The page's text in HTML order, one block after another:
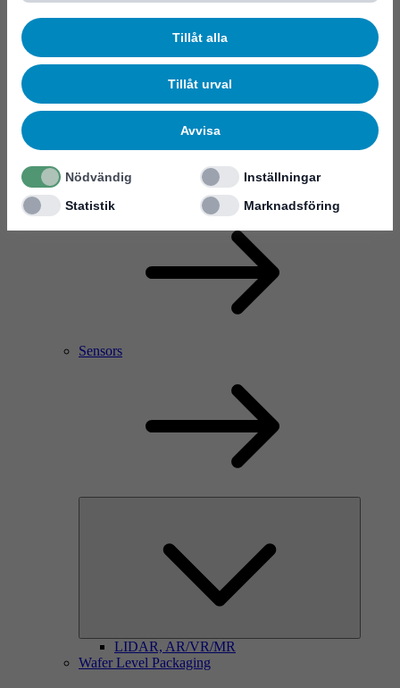
Tillåt alla
Tillåt urval
Avvisa
Nödvändig
Inställningar
Statistik
Marknadsföring
RF Power Amplifier & Microwave Device
Sensors
LIDAR, AR/VR/MR
Wafer Level Packaging